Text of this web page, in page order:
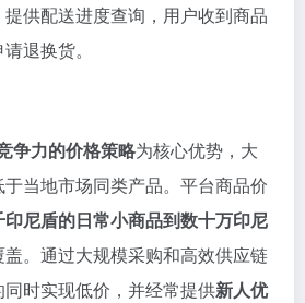
供配送进度查询，用户收到商品
退换货。
争力的价格策略为核心优势，大
当地市场同类产品。平台商品价
印尼盾的日常小商品到数十万印尼
盖。通过大规模采购和高效供应链
时实现低价，并经常提供新人优